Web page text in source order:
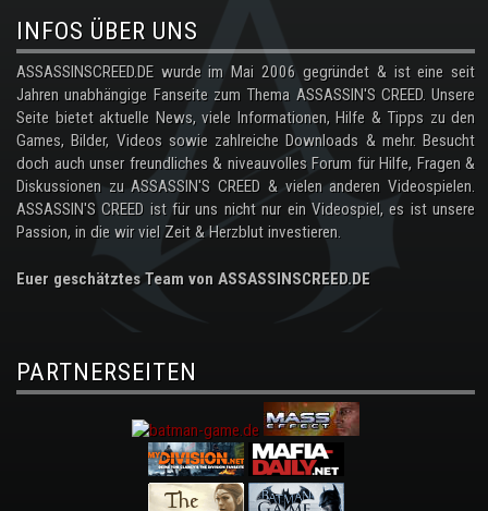
INFOS ÜBER UNS
ASSASSINSCREED.DE wurde im Mai 2006 gegründet & ist eine seit
Jahren unabhängige Fanseite zum Thema ASSASSIN'S CREED. Unsere
Seite bietet aktuelle News, viele Informationen, Hilfe & Tipps zu den
Games, Bilder, Videos sowie zahlreiche Downloads & mehr. Besucht
doch auch unser freundliches & niveauvolles Forum für Hilfe, Fragen &
Diskussionen zu ASSASSIN'S CREED & vielen anderen Videospielen.
ASSASSIN'S CREED ist für uns nicht nur ein Videospiel, es ist unsere
Passion, in die wir viel Zeit & Herzblut investieren.
Euer geschätztes Team von ASSASSINSCREED.DE
PARTNERSEITEN